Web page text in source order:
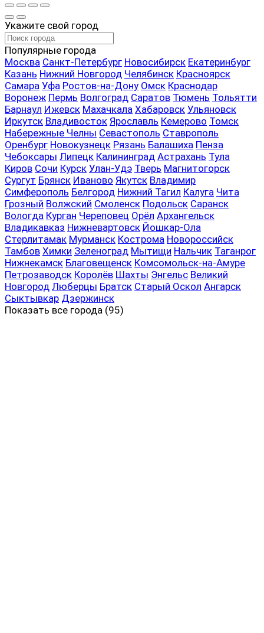
Укажите свой город
Популярные города
Москва Санкт-Петербург Новосибирск Екатеринбург
Казань Нижний Новгород Челябинск Красноярск
Самара Уфа Ростов-на-Дону Омск Краснодар
Воронеж Пермь Волгоград Саратов Тюмень Тольятти
Барнаул Ижевск Махачкала Хабаровск Ульяновск
Иркутск Владивосток Ярославль Кемерово Томск
Набережные Челны Севастополь Ставрополь
Оренбург Новокузнецк Рязань Балашиха Пенза
Чебоксары Липецк Калининград Астрахань Тула
Киров Сочи Курск Улан-Удэ Тверь Магнитогорск
Сургут Брянск Иваново Якутск Владимир
Симферополь Белгород Нижний Тагил Калуга Чита
Грозный Волжский Смоленск Подольск Саранск
Вологда Курган Череповец Орёл Архангельск
Владикавказ Нижневартовск Йошкар-Ола
Стерлитамак Мурманск Кострома Новороссийск
Тамбов Химки Зеленоград Мытищи Нальчик Таганрог
Нижнекамск Благовещенск Комсомольск-на-Амуре
Петрозаводск Королёв Шахты Энгельс Великий
Новгород Люберцы Братск Старый Оскол Ангарск
Сыктывкар Дзержинск
Показать все города (95)